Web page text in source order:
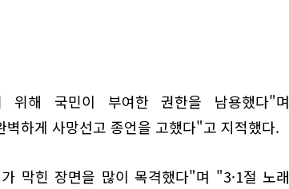
해 국민이 부여한 권한을 남용했다"며
하게 사망선고 종언을 고했다"고 지적했다.
막힌 장면을 많이 목격했다"며 "3·1절 노래